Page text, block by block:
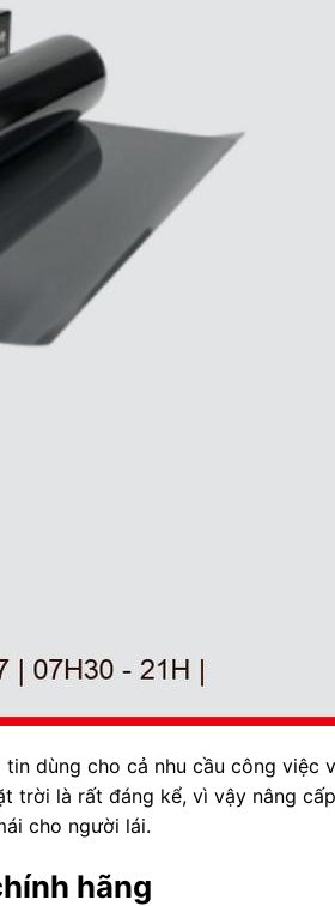
dùng cho cả nhu cầu công việc
trời là rất đáng kể, vì vậy nâng
cho người lái.
hãng